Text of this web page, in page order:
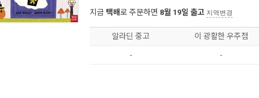
지금 택배로 주문하면 8월 19일 출고 지역변경
알라딘 중고 이 광활한 우주점
- -